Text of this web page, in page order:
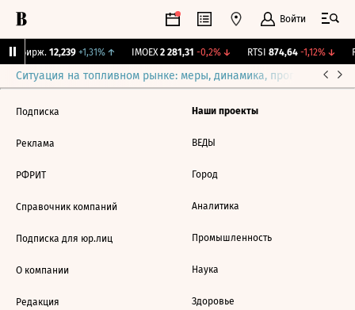
Войти
Бирж. 12,239 +1,31%↑ IMOEX 2 281,31 -0,2%↓ RTSI 874,64 -1,12%↓
Ситуация на топливном рынке: меры, динамика, прогнозы
Подписка
Реклама
РФРИТ
Справочник компаний
Подписка для юр.лиц
О компании
Редакция
Наши проекты
ВЕДЫ
Город
Аналитика
Промышленность
Наука
Здоровье